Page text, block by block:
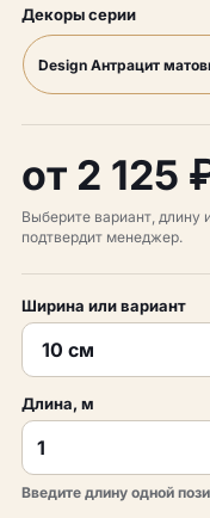
Декоры серии
Design Антрацит
от 2 125
Выберите вариант, длину
подтвердит менеджер.
Ширина или вариант
Длина, м
Введите длину одной